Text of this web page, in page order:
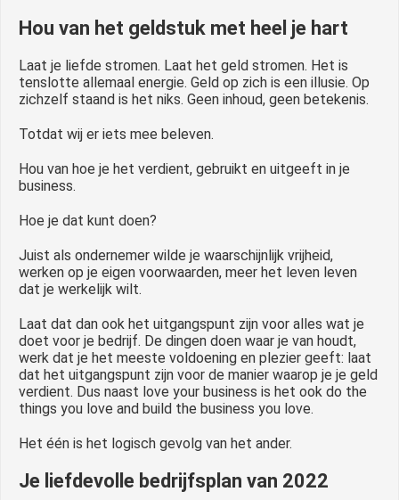
Hou van het geldstuk met heel je hart
Laat je liefde stromen. Laat het geld stromen. Het is
tenslotte allemaal energie. Geld op zich is een illusie. Op
zichzelf staand is het niks. Geen inhoud, geen betekenis.
Totdat wij er iets mee beleven.
Hou van hoe je het verdient, gebruikt en uitgeeft in je
business.
Hoe je dat kunt doen?
Juist als ondernemer wilde je waarschijnlijk vrijheid,
werken op je eigen voorwaarden, meer het leven leven
dat je werkelijk wilt.
Laat dat dan ook het uitgangspunt zijn voor alles wat je
doet voor je bedrijf. De dingen doen waar je van houdt,
werk dat je het meeste voldoening en plezier geeft: laat
dat het uitgangspunt zijn voor de manier waarop je je geld
verdient. Dus naast love your business is het ook do the
things you love and build the business you love.
Het één is het logisch gevolg van het ander.
Je liefdevolle bedrijfsplan van 2022